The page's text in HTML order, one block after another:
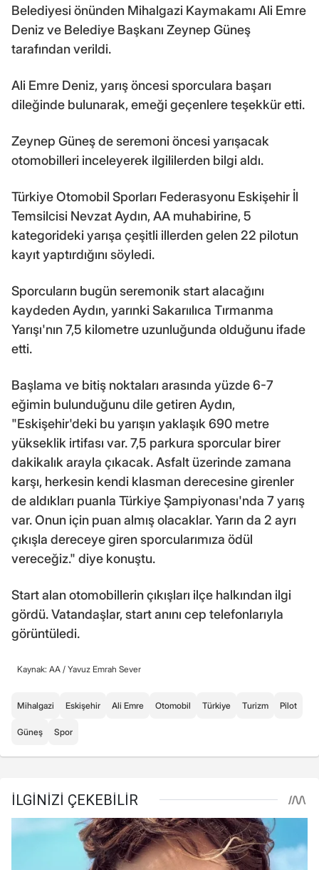
Belediyesi önünden Mihalgazi Kaymakamı Ali Emre
Deniz ve Belediye Başkanı Zeynep Güneş
tarafından verildi.
Ali Emre Deniz, yarış öncesi sporculara başarı
dileğinde bulunarak, emeği geçenlere teşekkür etti.
Zeynep Güneş de seremoni öncesi yarışacak
otomobilleri inceleyerek ilgililerden bilgi aldı.
Türkiye Otomobil Sporları Federasyonu Eskişehir İl
Temsilcisi Nevzat Aydın, AA muhabirine, 5
kategorideki yarışa çeşitli illerden gelen 22 pilotun
kayıt yaptırdığını söyledi.
Sporcuların bugün seremonik start alacağını
kaydeden Aydın, yarınki Sakarıılıca Tırmanma
Yarışı'nın 7,5 kilometre uzunluğunda olduğunu ifade
etti.
Başlama ve bitiş noktaları arasında yüzde 6-7
eğimin bulunduğunu dile getiren Aydın,
"Eskişehir'deki bu yarışın yaklaşık 690 metre
yükseklik irtifası var. 7,5 parkura sporcular birer
dakikalık arayla çıkacak. Asfalt üzerinde zamana
karşı, herkesin kendi klasman derecesine girenler
de aldıkları puanla Türkiye Şampiyonası'nda 7 yarış
var. Onun için puan almış olacaklar. Yarın da 2 ayrı
çıkışla dereceye giren sporcularımıza ödül
vereceğiz." diye konuştu.
Start alan otomobillerin çıkışları ilçe halkından ilgi
gördü. Vatandaşlar, start anını cep telefonlarıyla
görüntüledi.
Kaynak: AA / Yavuz Emrah Sever
Mihalgazi Eskişehir Ali Emre Otomobil Türkiye Turizm Pilot
Güneş Spor